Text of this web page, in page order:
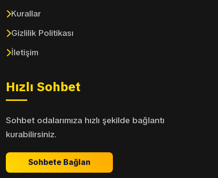
Kurallar
Gizlilik Politikası
İletişim
Hızlı Sohbet
Sohbet odalarımıza hızlı şekilde bağlantı
kurabilirsiniz.
Sohbete Bağlan